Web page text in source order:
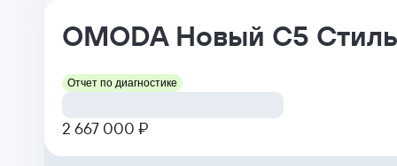
OMODA Новый C5 Стиль
Отчет по диагностике
2 667 000 ₽